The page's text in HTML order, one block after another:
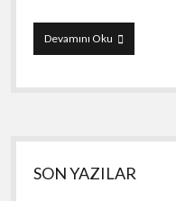
Devamını OkuHabitica
Yan
Menü
SON YAZILAR